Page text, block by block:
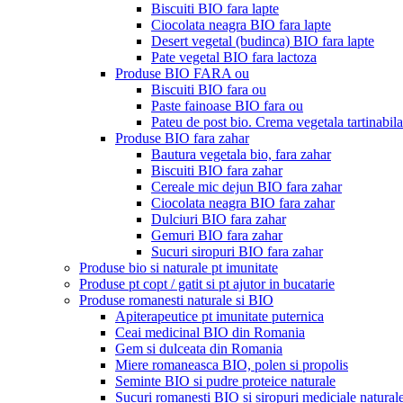
Biscuiti BIO fara lapte
Ciocolata neagra BIO fara lapte
Desert vegetal (budinca) BIO fara lapte
Pate vegetal BIO fara lactoza
Produse BIO FARA ou
Biscuiti BIO fara ou
Paste fainoase BIO fara ou
Pateu de post bio. Crema vegetala
Produse BIO fara zahar
Bautura vegetala bio, fara zahar
Biscuiti BIO fara zahar
Cereale mic dejun BIO fara zahar
Ciocolata neagra BIO fara zahar
Dulciuri BIO fara zahar
Gemuri BIO fara zahar
Sucuri siropuri BIO fara zahar
Produse bio si naturale pt imunitate
Produse pt copt / gatit si pt ajutor in bucatarie
Produse romanesti naturale si BIO
Apiterapeutice pt imunitate puternica
Ceai medicinal BIO din Romania
Gem si dulceata din Romania
Miere romaneasca BIO, polen si propolis
Seminte BIO si pudre proteice naturale
Sucuri romanesti BIO si siropuri mediciale